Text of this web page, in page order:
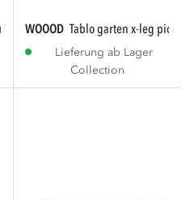
WOOOD tablo garten x-leg picnic
Lieferung ab Lager
Collection